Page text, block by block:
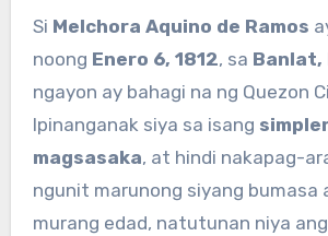
Si Melchora Aquino de Ramos
noong Enero 6, 1812, sa Banlat,
ngayon ay bahagi na ng Quezon
Ipinanganak siya sa isang
magsasaka, at hindi nakapag-
ngunit marunong siyang bumasa
murang edad, natutunan niya ang